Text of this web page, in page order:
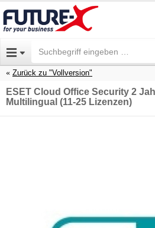
Zurück zu "Vollversion"
ESET Cloud Office Security 2
Multilingual (11-25 Lizenzen)